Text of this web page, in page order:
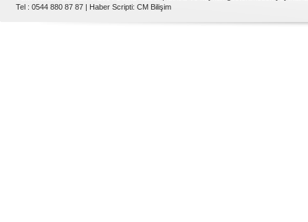
Tel : 0544 880 87 87 | Haber Scripti: CM Bilişim